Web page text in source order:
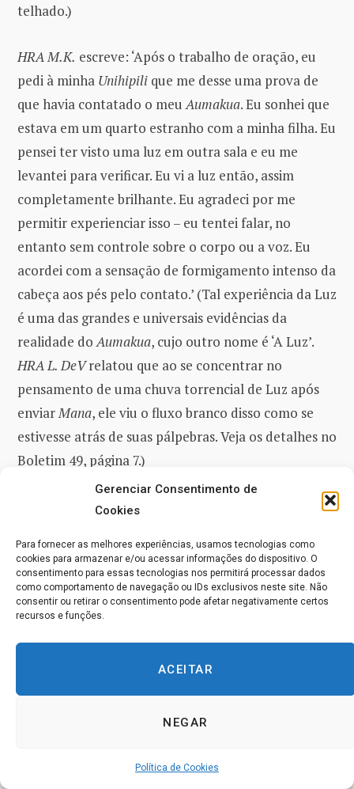
Gerenciar Consentimento de
Cookies
Para fornecer as melhores experiências, usamos tecnologias como
cookies para armazenar e/ou acessar informações do dispositivo. O
consentimento para essas tecnologias nos permitirá processar dados
como comportamento de navegação ou IDs exclusivos neste site. Não
consentir ou retirar o consentimento pode afetar negativamente certos
recursos e funções.
ACEITAR
NEGAR
Política de Cookies
telhado.)
HRA M.K. escreve: ‘Após o trabalho de oração, eu
pedi à minha Unihipili que me desse uma prova de
que havia contatado o meuAumakua. Eu sonhei que
estava em um quarto estranho com a minha filha. Eu
pensei ter visto uma luz em outra sala e eu me
levantei para verificar. Eu vi a luz então, assim
completamente brilhante. Eu agradeci por me
permitir experienciar isso – eu tentei falar, no
entanto sem controle sobre o corpo ou a voz. Eu
acordei com a sensação de formigamento intenso da
cabeça aos pés pelo contato.’ (Tal experiência da Luz
é uma das grandes e universais evidências da
realidade doAumakua, cujo outro nome é ‘A Luz’.
HRA L. DeVrelatou que ao se concentrar no
pensamento de uma chuva torrencial de Luz após
enviarMana, ele viu o fluxo branco disso como se
estivesse atrás de suas pálpebras. Veja os detalhes no
Boletim 49, página 7.)
escreve: ‘Ontem à noite, em uma
para a garota responsável que estava irritada e
evidentemente cansada. Havia oito pessoas na fila à
minha frente e ela dava respostas curtas e rápidas.
Quando aMana
ela parou por um segundo e inspecionou na minha
direção. Imediatamente ela estava com um humor
jovial e paciente. De agora em diante, em vez de
esperar impacientemente nas filas, eu enviarei
Hunapara nós.)